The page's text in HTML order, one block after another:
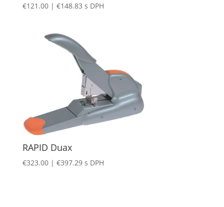
€121.00 | €148.83 s DPH
RAPID Duax
€323.00 | €397.29s DPH